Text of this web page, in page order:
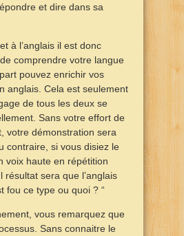
et dire dans sa
à l’anglais il est donc
comprendre votre langue
pouvez enrichir vos
anglais. Cela est seulement
de tous les deux se
Sans votre effort de
votre démonstration sera
contraire, si vous disiez le
voix haute en répétition
résultat sera que l’anglais
ce type ou quoi ? “
vous remarquez que
Sans connaitre le